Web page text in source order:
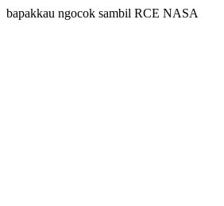
bapakkau ngocok sambil RCE NASA